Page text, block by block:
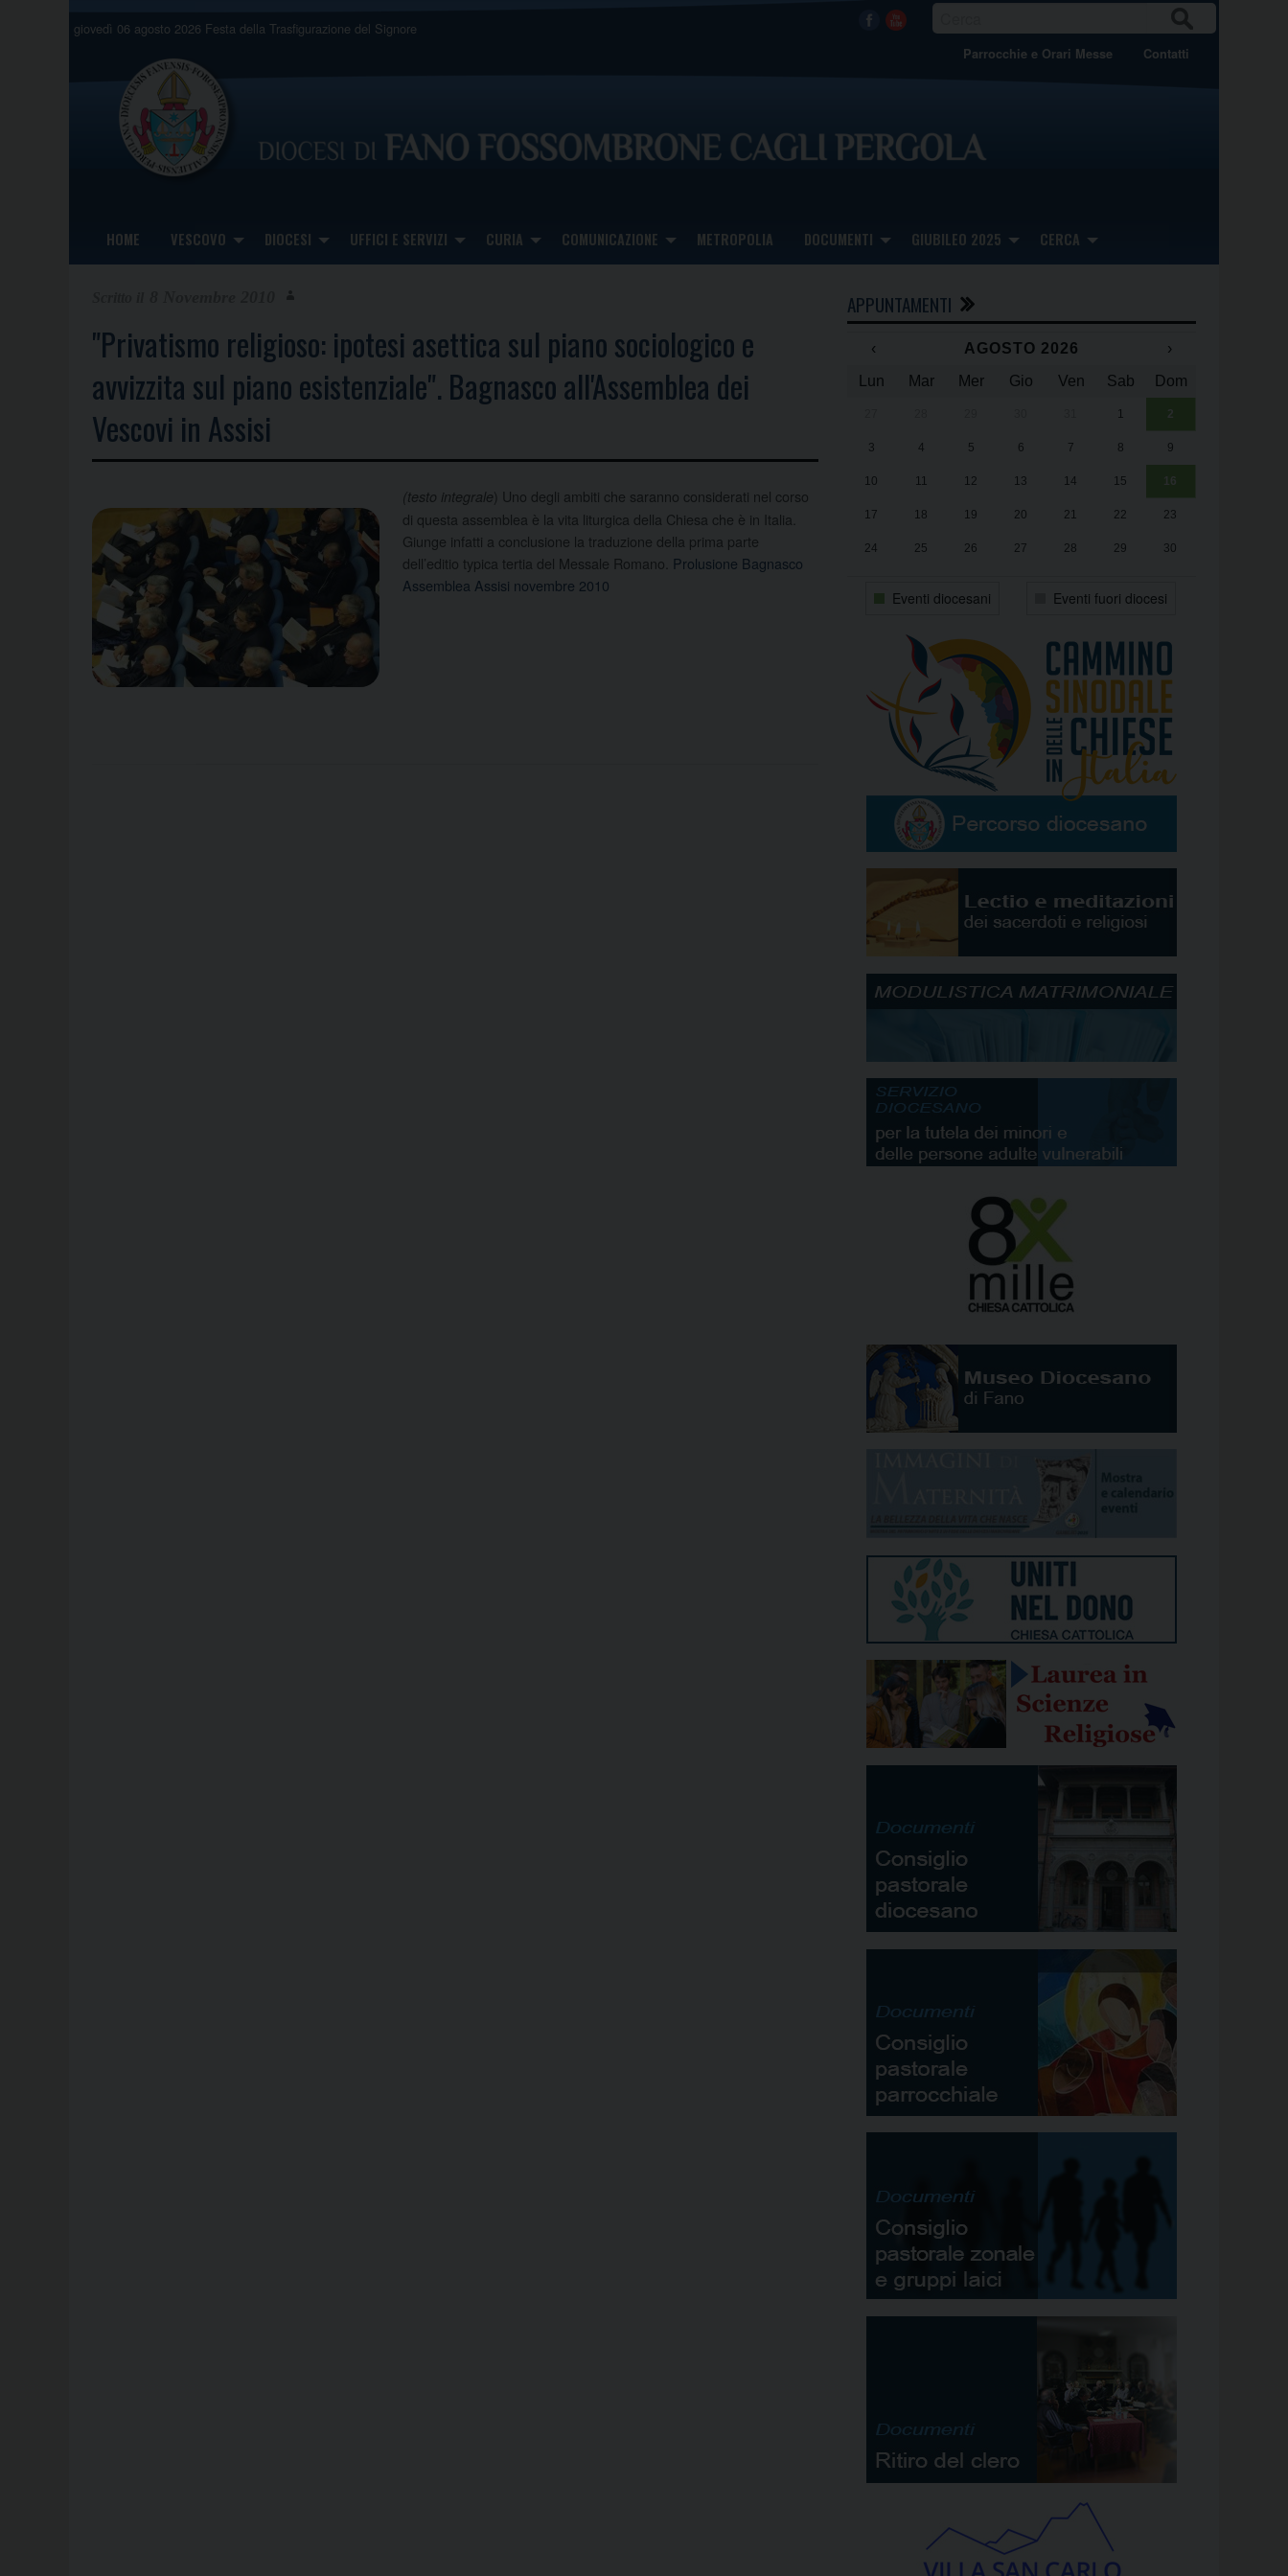
giovedì 06 agosto 2026 Festa della Trasfigurazione del Signore Facebook
Youtube CA
Parrocchie e Orari Messe Contatti
HOME VESCOVO DIOCESI UFFICI E SERVIZI CURIA COMUNICAZIONE METROPOLIA DOCUMENTI GIUBILEO 2025 CERCA
"Privatismo religioso: ipotesi asettica sul piano sociologico e
avvizzita sul piano esistenziale". Bagnasco all'Assemblea dei
Vescovi in Assisi
(testo integrale) Uno degli ambiti che saranno considerati nel corso
di questa assemblea è la vita liturgica della Chiesa che è in Italia.
Giunge infatti a conclusione la traduzione della prima parte
dell’editio typica tertia del Messale Romano. Prolusione Bagnasco
Assemblea Assisi novembre 2010
APPUNTAMENTI
‹ AGOSTO 2026
›
Lun
Mar Mer Gio Ven Sab Dom
1 2
3 4 5 6 7 8 9
10 11 12 13 14 15 16
17 18 19 20 21 22 23
24 25 26 27 28 29 30
Eventi diocesani Eventi fuori diocesi